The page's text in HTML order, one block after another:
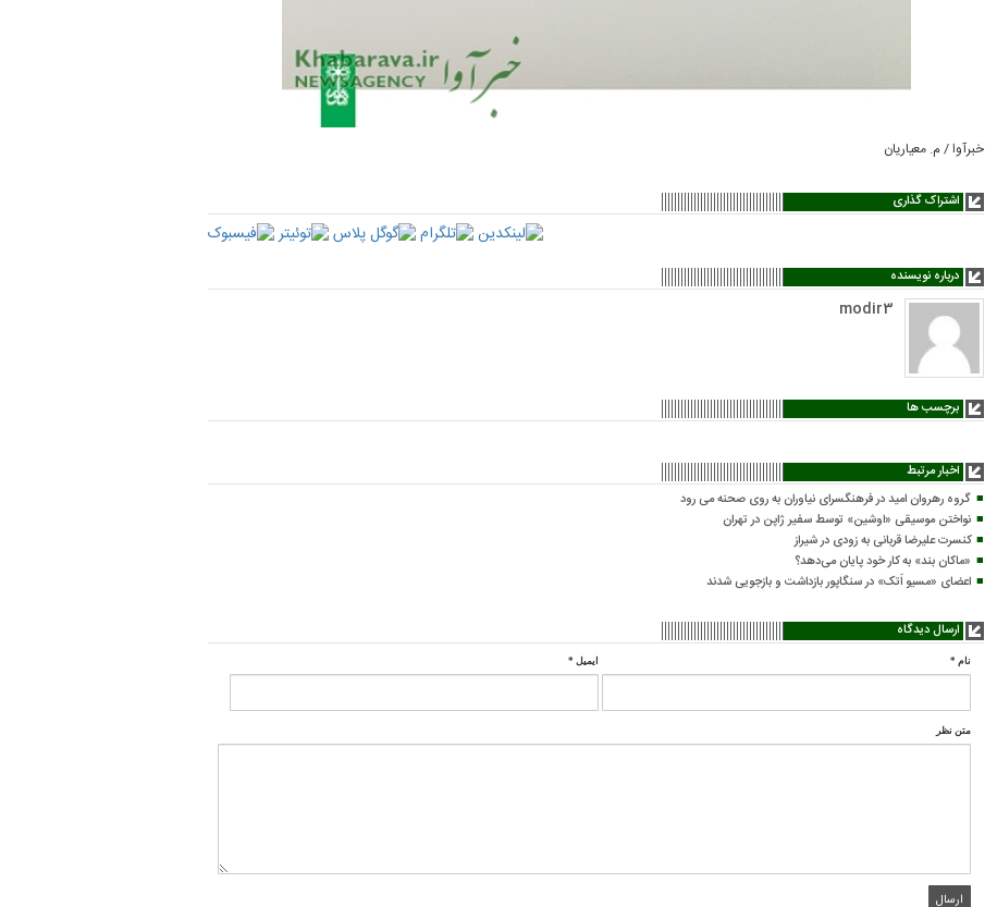
خبرآوا / م. معیاریان
اشتراک گذاری
درباره نویسنده
modir3
برچسب ها
اخبار مرتبط
گروه رهروان امید در فرهنگسرای نیاوران به روی صحنه می رود
نواختن موسیقی «اوشین» توسط سفیر ژاپن در تهران
کنسرت علیرضا قربانی به زودی در شیراز
«ماکان بند» به کار خود پایان می‌دهد؟
اعضای «مسیو اَتک» در سنگاپور بازداشت و بازجویی شدند
ارسال دیدگاه
نام * ایمیل *
متن نظر